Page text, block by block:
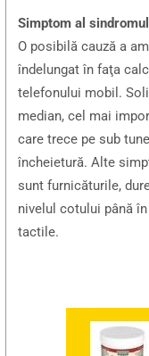
Simptom al
O posibilă cauză a
îndelungat în faţa
telefonului mobil.
median, cel mai
care trece pe sub
încheietură. Alte
sunt furnicăturile,
nivelul cotului până
tactile.